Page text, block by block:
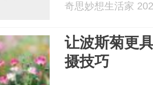
奇思妙想生活家
让波斯菊更
摄技巧